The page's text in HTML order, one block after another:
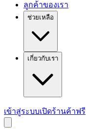
ลูกค้าของเรา
ช่วยเหลือ
เกี่ยวกับเรา
เข้าสู่ระบบเปิดร้านค้าฟรี